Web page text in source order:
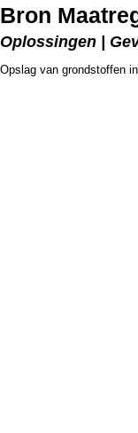
Bron
Oplossingen |
Opslag van grondstoffen